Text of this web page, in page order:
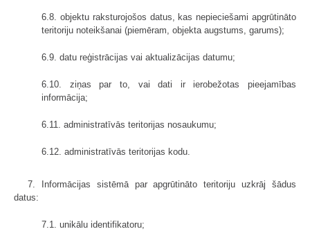
6.8. objektu raksturojošos datus, kas nepieciešami apgrūtināto
teritoriju noteikšanai (piemēram, objekta augstums, garums);
6.9. datu reģistrācijas vai aktualizācijas datumu;
6.10. ziņas par to, vai dati ir ierobežotas pieejamības
informācija;
6.11. administratīvās teritorijas nosaukumu;
6.12. administratīvās teritorijas kodu.
7. Informācijas sistēmā par apgrūtināto teritoriju uzkrāj šādus
datus:
7.1. unikālu identifikatoru;